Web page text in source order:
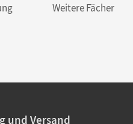
Weitere Fächer
und Versand